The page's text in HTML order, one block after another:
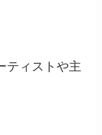
ティストや主